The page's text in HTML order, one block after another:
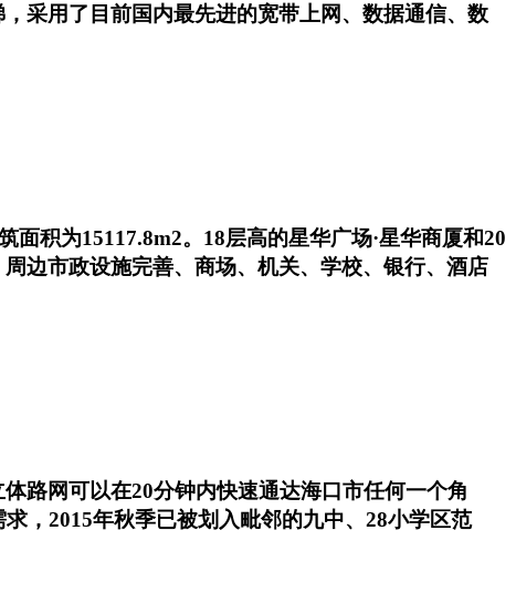
采用了目前国内最先进的宽带上网、数据通信、数
积为15117.8m2。18层高的星华广场·星华商厦和20
边市政设施完善、商场、机关、学校、银行、酒店
路网可以在20分钟内快速通达海口市任何一个角
，2015年秋季已被划入毗邻的九中、28小学区范